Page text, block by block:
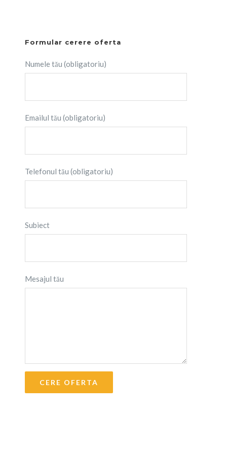
Formular cerere oferta
Numele tău (obligatoriu)
Emailul tău (obligatoriu)
Telefonul tău (obligatoriu)
Subiect
Mesajul tău